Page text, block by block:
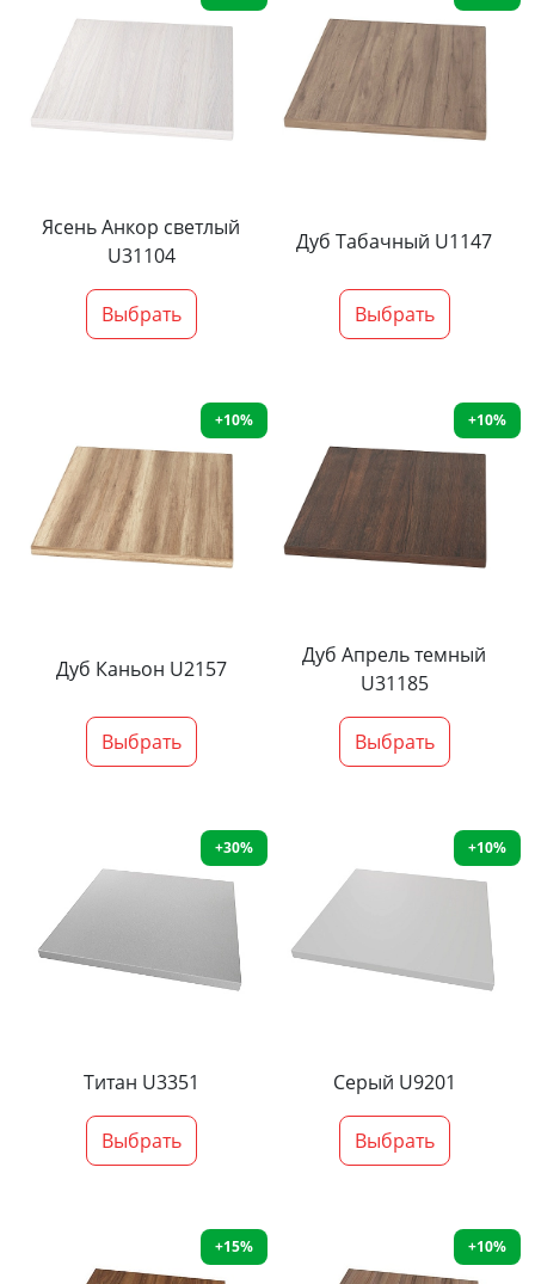
Ясень Анкор светлый
U31104
Выбрать
Дуб Табачный U1147
Выбрать
+10%
Дуб Каньон U2157
Выбрать
+10%
Дуб Апрель темный
U31185
Выбрать
+30%
Титан U3351
Выбрать
+10%
Серый U9201
Выбрать
+15% +10%